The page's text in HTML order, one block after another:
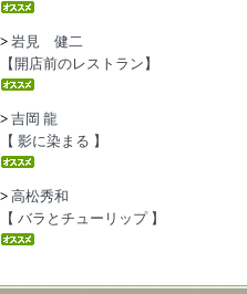
> 岩見 健二
【開店前のレストラン】
> 吉岡 龍
【 影に染まる 】
> 高松秀和
【 バラとチューリップ 】